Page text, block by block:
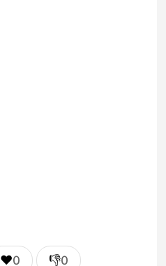
❤️0 👎0